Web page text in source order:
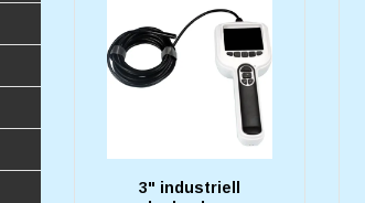
3" industriell